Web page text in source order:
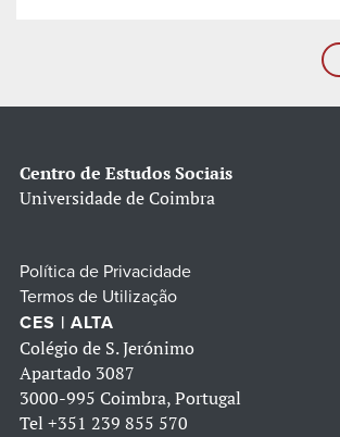
Centro de Estudos Sociais
Universidade de Coimbra
Política de Privacidade
Termos de Utilização
CES | ALTA
Colégio de S. Jerónimo
Apartado 3087
3000-995 Coimbra, Portugal
Tel +351 239 855 570